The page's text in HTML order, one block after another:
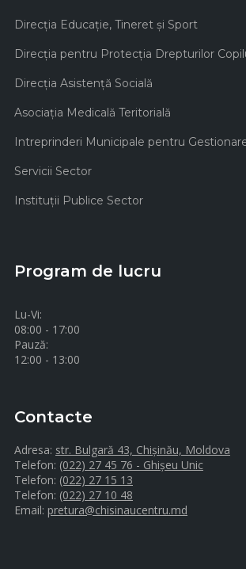
Direcţia Educaţie, Tineret şi Sport
Direcţia pentru Protecţia Drepturilor
Direcţia Asistenţă Socială
Asociaţia Medicală Teritorială
Intreprinderi Municipale pentru
Servicii Sector
Instituţii Publice Sector
Program de lucru
Lu-Vi:
08:00 - 17:00
Pauză:
12:00 - 13:00
Contacte
Adresa: str. Bulgară 43, Chișinău, Moldova
Telefon: (022) 27 45 76 - Ghișeu Unic
Telefon: (022) 27 15 13
Telefon: (022) 27 10 48
Email: pretura@chisinaucentru.md